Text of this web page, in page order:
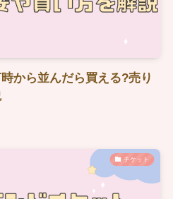
から並んだら買える?売り
チケット